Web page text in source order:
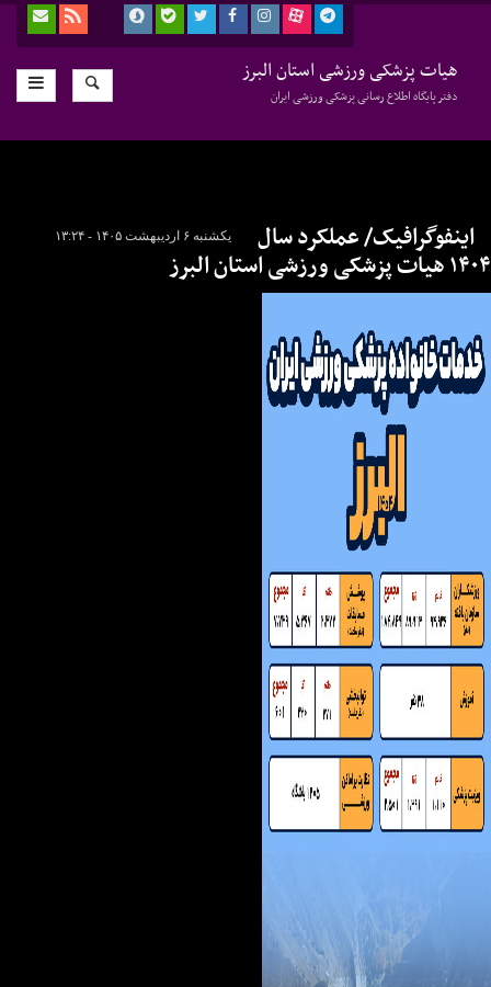
هیات پزشکی ورزشی استان البرز
دفتر پایگاه اطلاع رسانی پزشکی ورزشی ایران
یکشنبه ۶ اردیبهشت ۱۴۰۵ - ۱۳:۲۴ اینفوگرافیک/ عملکرد سال
۱۴۰۴ هیات پزشکی ورزشی استان البرز